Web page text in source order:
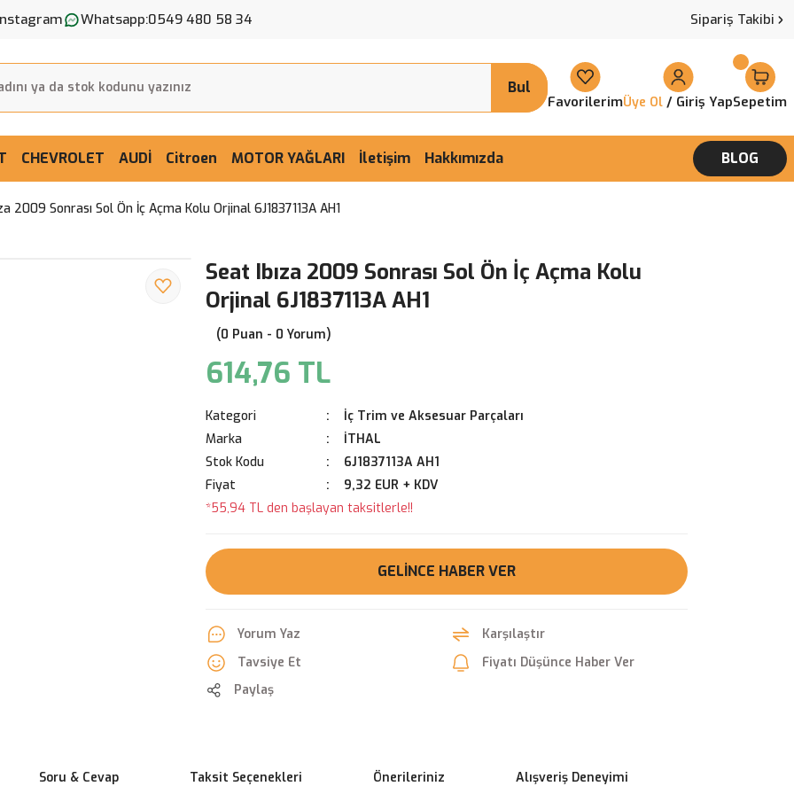
Whatsapp:0549 480 58 34 Sipariş Takibi
Bul
FavorilerimÜye Ol / Giriş YapSepetim
CHEVROLET AUDİ Citroen MOTOR YAĞLARI İletişim Hakkımızda BLOG
2009 Sonrası Sol Ön İç Açma Kolu Orjinal 6J1837113A AH1
Seat Ibıza 2009 Sonrası Sol Ön İç Açma Kolu
Orjinal 6J1837113A AH1
(0 Puan - 0 Yorum)
614,76 TL
Kategori
İç Trim ve Aksesuar Parçaları
Marka
İTHAL
Stok Kodu
6J1837113A AH1
Fiyat
9,32 EUR + KDV
*55,94 TL den başlayan taksitlerle!!
GELINCE HABER VER
Yorum Yaz
Karşılaştır
Tavsiye Et
Fiyatı Düşünce Haber Ver
Paylaş
Soru & Cevap Taksit Seçenekleri Önerileriniz Alışveriş Deneyimi